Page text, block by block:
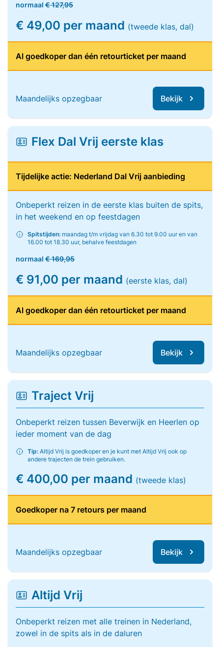
normaal € 127,95
€ 49,00 per maand (tweede klas, dal)
Al goedkoper dan één retourticket per maand
Maandelijks opzegbaar Bekijk
Flex Dal Vrij eerste klas
Tijdelijke actie: Nederland Dal Vrij aanbieding
Onbeperkt reizen in de eerste klas buiten de spits,
in het weekend en op feestdagen
Spitstijden: maandag t/m vrijdag van 6.30 tot 9.00 uur en van
16.00 tot 18.30 uur, behalve feestdagen
normaal € 169,95
€ 91,00 per maand (eerste klas, dal)
Al goedkoper dan één retourticket per maand
Maandelijks opzegbaar Bekijk
Traject Vrij
Onbeperkt reizen tussen Beverwijk en Heerlen op
ieder moment van de dag
Tip: Altijd Vrij is goedkoper en je kunt met Altijd Vrij ook op
andere trajecten de trein gebruiken.
€ 400,00 per maand (tweede klas)
Goedkoper na 7 retours per maand
Maandelijks opzegbaar Bekijk
Altijd Vrij
Onbeperkt reizen met alle treinen in Nederland,
zowel in de spits als in de daluren